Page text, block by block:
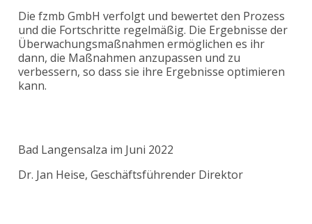
Die fzmb GmbH verfolgt und bewertet den Prozess
und die Fortschritte regelmäßig. Die Ergebnisse der
Überwachungsmaßnahmen ermöglichen es ihr
dann, die Maßnahmen anzupassen und zu
verbessern, so dass sie ihre Ergebnisse optimieren
kann.
Bad Langensalza im Juni 2022
Dr. Jan Heise, Geschäftsführender Direktor